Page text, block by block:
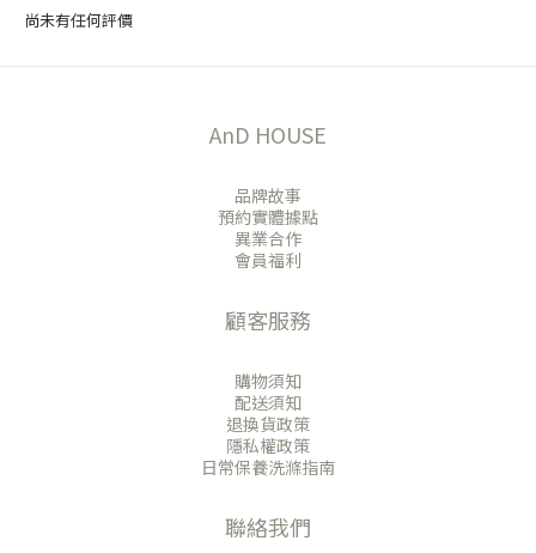
尚未有任何評價
AnD HOUSE
品牌故事
預約實體據點
異業合作
會員福利
顧客服務
購物須知
配送須知
退換貨政策
隱私權政策
日常保養洗滌指南
聯絡我們